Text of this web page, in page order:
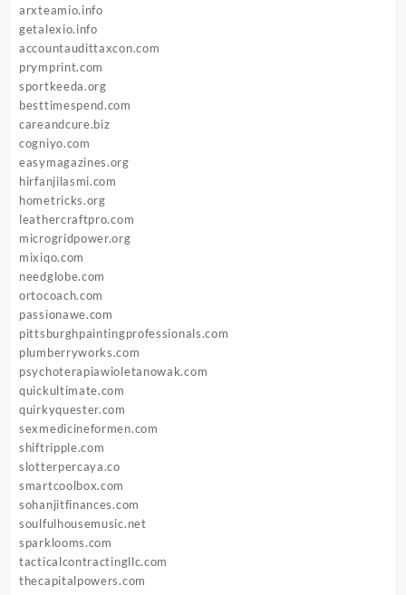
arxteamio.info
getalexio.info
accountaudittaxcon.com
prymprint.com
sportkeeda.org
besttimespend.com
careandcure.biz
cogniyo.com
easymagazines.org
hirfanjilasmi.com
hometricks.org
leathercraftpro.com
microgridpower.org
mixiqo.com
needglobe.com
ortocoach.com
passionawe.com
pittsburghpaintingprofessionals.com
plumberryworks.com
psychoterapiawioletanowak.com
quickultimate.com
quirkyquester.com
sexmedicineformen.com
shiftripple.com
slotterpercaya.co
smartcoolbox.com
sohanjitfinances.com
soulfulhousemusic.net
sparklooms.com
tacticalcontractingllc.com
thecapitalpowers.com